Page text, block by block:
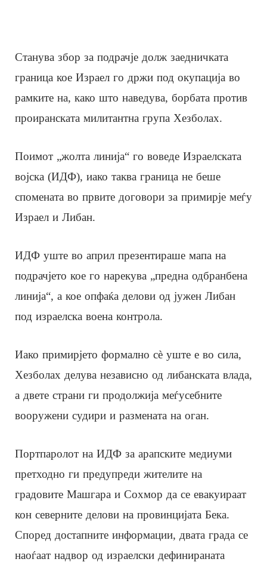
Станува збор за подрачје долж заедничката
граница кое Израел го држи под окупација во
рамките на, како што наведува, борбата против
проиранската милитантна група Хезболах.
Поимот „жолта линија“ го воведе Израелската
војска (ИДФ), иако таква граница не беше
спомената во првите договори за примирје меѓу
Израел и Либан.
ИДФ уште во април презентираше мапа на
подрачјето кое го нарекува „предна одбранбена
линија“, а кое опфаќа делови од јужен Либан
под израелска воена контрола.
Иако примирјето формално сè уште е во сила,
Хезболах делува независно од либанската влада,
а двете страни ги продолжија меѓусебните
вооружени судири и размената на оган.
Портпаролот на ИДФ за арапските медиуми
претходно ги предупреди жителите на
градовите Машгара и Сохмор да се евакуираат
кон северните делови на провинцијата Бека.
Според достапните информации, двата града се
наоѓаат надвор од израелски дефинираната